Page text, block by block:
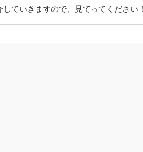
ていきますので、見てってください！